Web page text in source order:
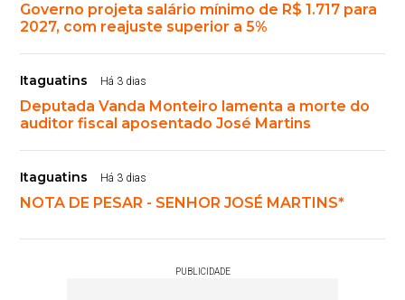
Governo projeta salário mínimo de R$ 1.717 para
2027, com reajuste superior a 5%
Itaguatins Há 3 dias
Deputada Vanda Monteiro lamenta a morte do
auditor fiscal aposentado José Martins
Itaguatins Há 3 dias
NOTA DE PESAR - SENHOR JOSÉ MARTINS*
PUBLICIDADE